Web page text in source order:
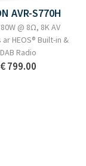
AVR-S770H
@ 8Ω, 8K AV
HEOS® Built-in &
DAB Radio
€ 799.00